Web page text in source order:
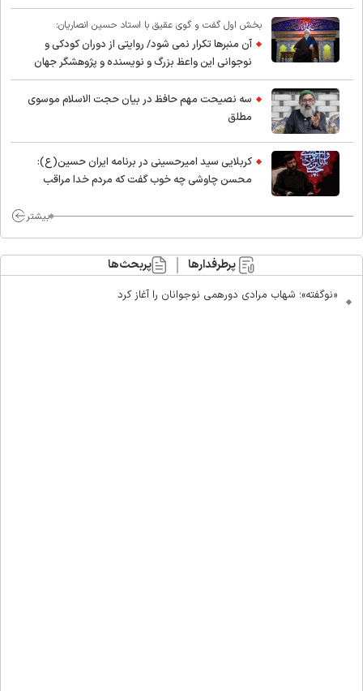
بخش اول گفت و گوی عقیق با استاد حسین انصاریان:
آن منبرها تکرار نمی شود/ روایتی از دوران کودکی و
نوجوانی این واعظ بزرگ و نویسنده و پژوهشگر جهان
اسلام
سه نصیحت مهم حافظ در بیان حجت الاسلام موسوی
مطلق
کربلایی سید امیر‌حسینی در برنامه ایران حسین(ع):
محسن چاوشی چه خوب گفت که مردم خدا مراقب
بیشتر
پرطرفدارها پربحث‌ها
«نوگفته»؛ شهاب مرادی دورهمی نوجوانان را آغاز کرد